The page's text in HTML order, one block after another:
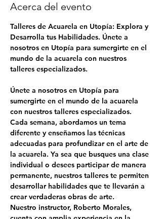
Acerca del evento
Talleres de Acuarela en Utopía: Explora y
Desarrolla tus Habilidades. Únete a
nosotros en Utopía para sumergirte en el
mundo de la acuarela con nuestros
talleres especializados.
Únete a nosotros en Utopía para
sumergirte en el mundo de la acuarela
con nuestros talleres especializados.
Cada semana, abordamos un tema
diferente y enseñamos las técnicas
adecuadas para profundizar en el arte de
la acuarela. Ya sea que busques una clase
individual o desees participar de manera
permanente, nuestros talleres te permiten
desarrollar habilidades que te llevarán a
crear verdaderas obras de arte.
Nuestro instructor, Roberto Morales,